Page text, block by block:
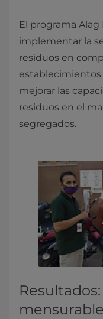
El programa
implementar la
residuos en
establecimientos
mejorar las
residuos en el
segregados.